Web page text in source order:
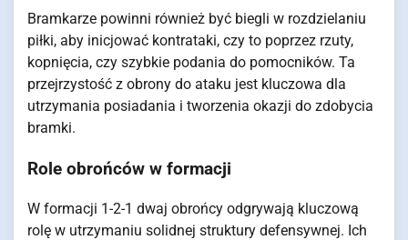
Bramkarze powinni również być biegli w rozdzielaniu
piłki, aby inicjować kontrataki, czy to poprzez rzuty,
kopnięcia, czy szybkie podania do pomocników. Ta
przejrzystość z obrony do ataku jest kluczowa dla
utrzymania posiadania i tworzenia okazji do zdobycia
bramki.
Role obrońców w formacji
W formacji 1-2-1 dwaj obrońcy odgrywają kluczową
rolę w utrzymaniu solidnej struktury defensywnej. Ich